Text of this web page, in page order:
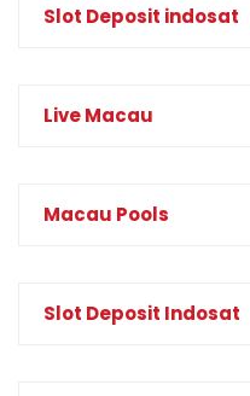
Slot Deposit indosat
Live Macau
Macau Pools
Slot Deposit Indosat